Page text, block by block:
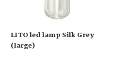
LITO led lamp Silk Grey
(large)